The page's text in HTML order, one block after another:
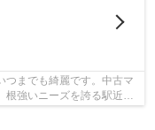
つまでも綺麗です。中古マ
根強いニーズを誇る駅近の